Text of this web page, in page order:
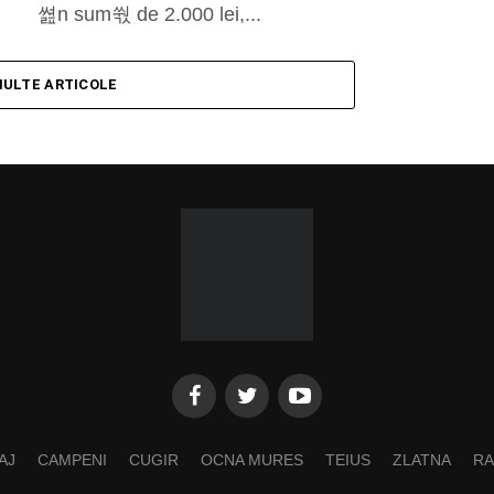
쎮n sum쒃 de 2.000 lei,...
ARTICOLE
CAMPENI CUGIR OCNA MURES TEIUS ZLATNA